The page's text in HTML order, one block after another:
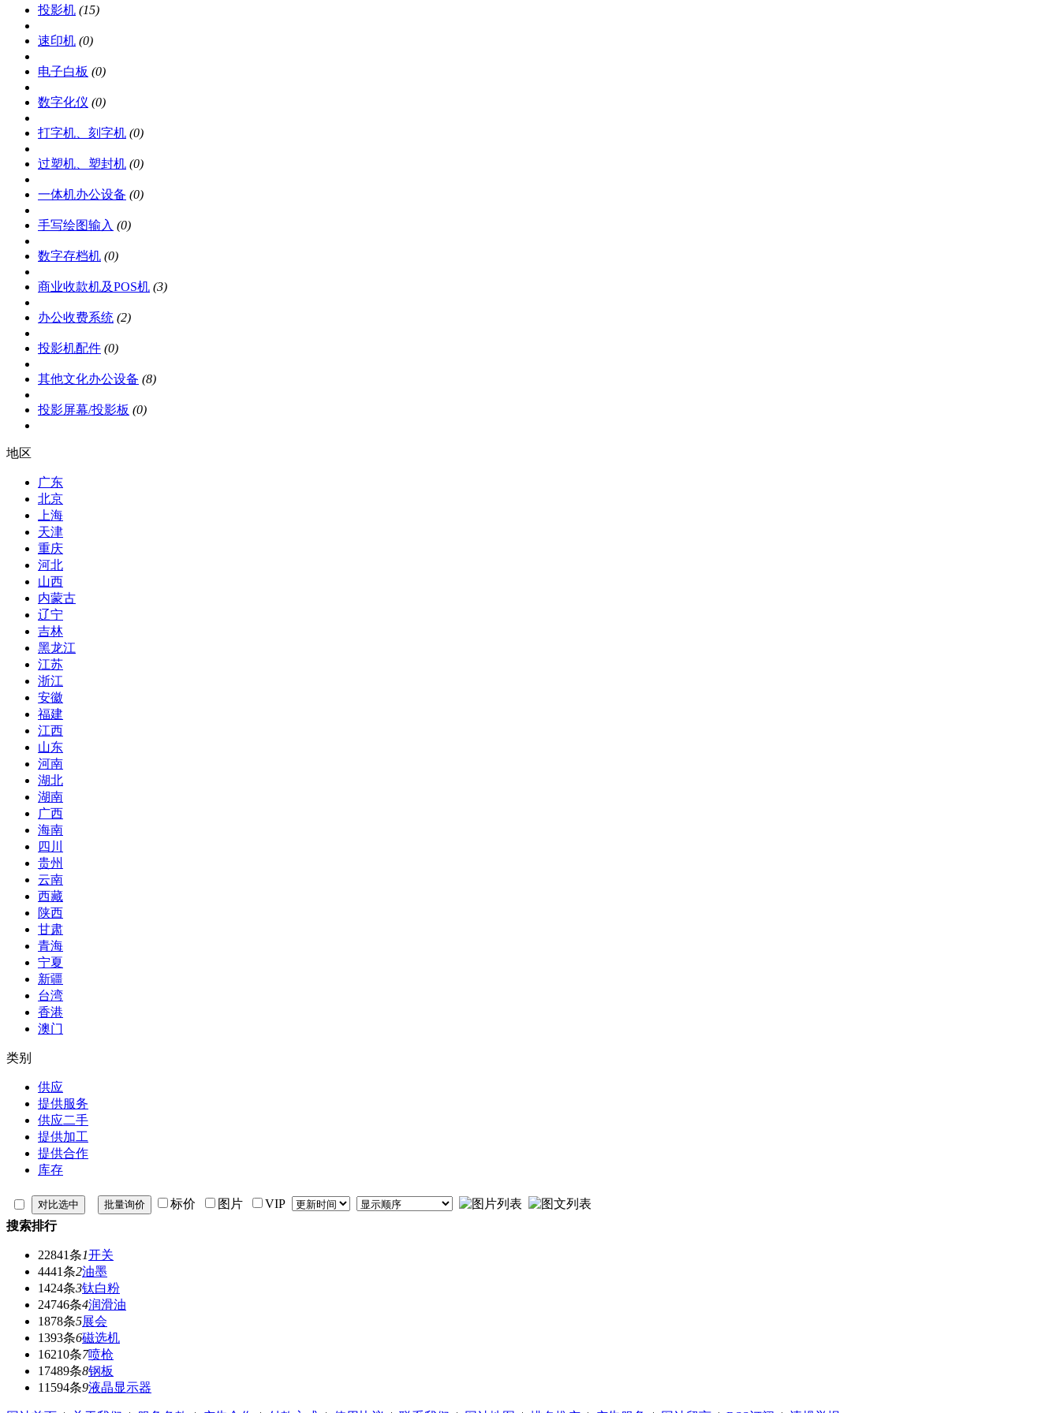
投影机 (15)
速印机 (0)
电子白板 (0)
数字化仪 (0)
打字机、刻字机 (0)
过塑机、塑封机 (0)
一体机办公设备 (0)
手写绘图输入 (0)
数字存档机 (0)
商业收款机及POS机 (3)
办公收费系统 (2)
投影机配件 (0)
其他文化办公设备 (8)
投影屏幕/投影板 (0)
地区
广东
北京
上海
天津
重庆
河北
山西
内蒙古
辽宁
吉林
黑龙江
江苏
浙江
安徽
福建
江西
山东
河南
湖北
湖南
广西
海南
四川
贵州
云南
西藏
陕西
甘肃
青海
宁夏
新疆
台湾
香港
澳门
类别
供应
提供服务
供应二手
提供加工
提供合作
库存
标价 图片
VIP
搜索排行
22841条1开关
4441条2油墨
1424条3钛白粉
24746条4润滑油
1878条5展会
1393条6磁选机
16210条7喷枪
17489条8钢板
11594条9液晶显示器